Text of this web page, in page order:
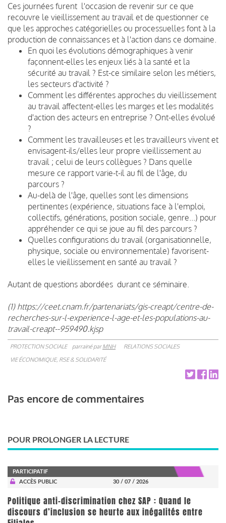
Ces journées furent l'occasion de revenir sur ce que
recouvre le vieillissement au travail et de questionner ce
que les approches catégorielles ou processuelles font à la
production de connaissances et à l'action dans ce domaine.
En quoi les évolutions démographiques à venir
façonnent-elles les enjeux liés à la santé et la
sécurité au travail ? Est-ce similaire selon les métiers,
les secteurs d'activité ?
Comment les différentes approches du vieillissement
au travail affectent-elles les marges et les modalités
d'action des acteurs en entreprise ? Ont-elles évolué
?
Comment les travailleuses et les travailleurs vivent et
envisagent-ils/elles leur propre vieillissement au
travail ; celui de leurs collègues ? Dans quelle
mesure ce rapport varie-t-il au fil de l'âge, du
parcours ?
Au-delà de l'âge, quelles sont les dimensions
pertinentes (expérience, situations face à l'emploi,
collectifs, générations, position sociale, genre...) pour
appréhender ce qui se joue au fil des parcours ?
Quelles configurations du travail (organisationnelle,
physique, sociale ou environnementale) favorisent-
elles le vieillissement en santé au travail ?
Autant de questions abordées durant ce séminaire.
(1) https://ceet.cnam.fr/partenariats/gis-creapt/centre-de-
recherches-sur-l-experience-l-age-et-les-populations-au-
travail-creapt--959490.kjsp
PROTECTION SOCIALE parrainé parMNH
RELATIONS SOCIALES
VIE ÉCONOMIQUE, RSE & SOLIDARITÉ
Pas encore de commentaires
POUR PROLONGER LA LECTURE
PARTICIPATIF
ACCÈS PUBLIC
30 / 07 / 2026
Politique anti-discrimination chez SAP : Quand le
discours d’inclusion se heurte aux inégalités entre